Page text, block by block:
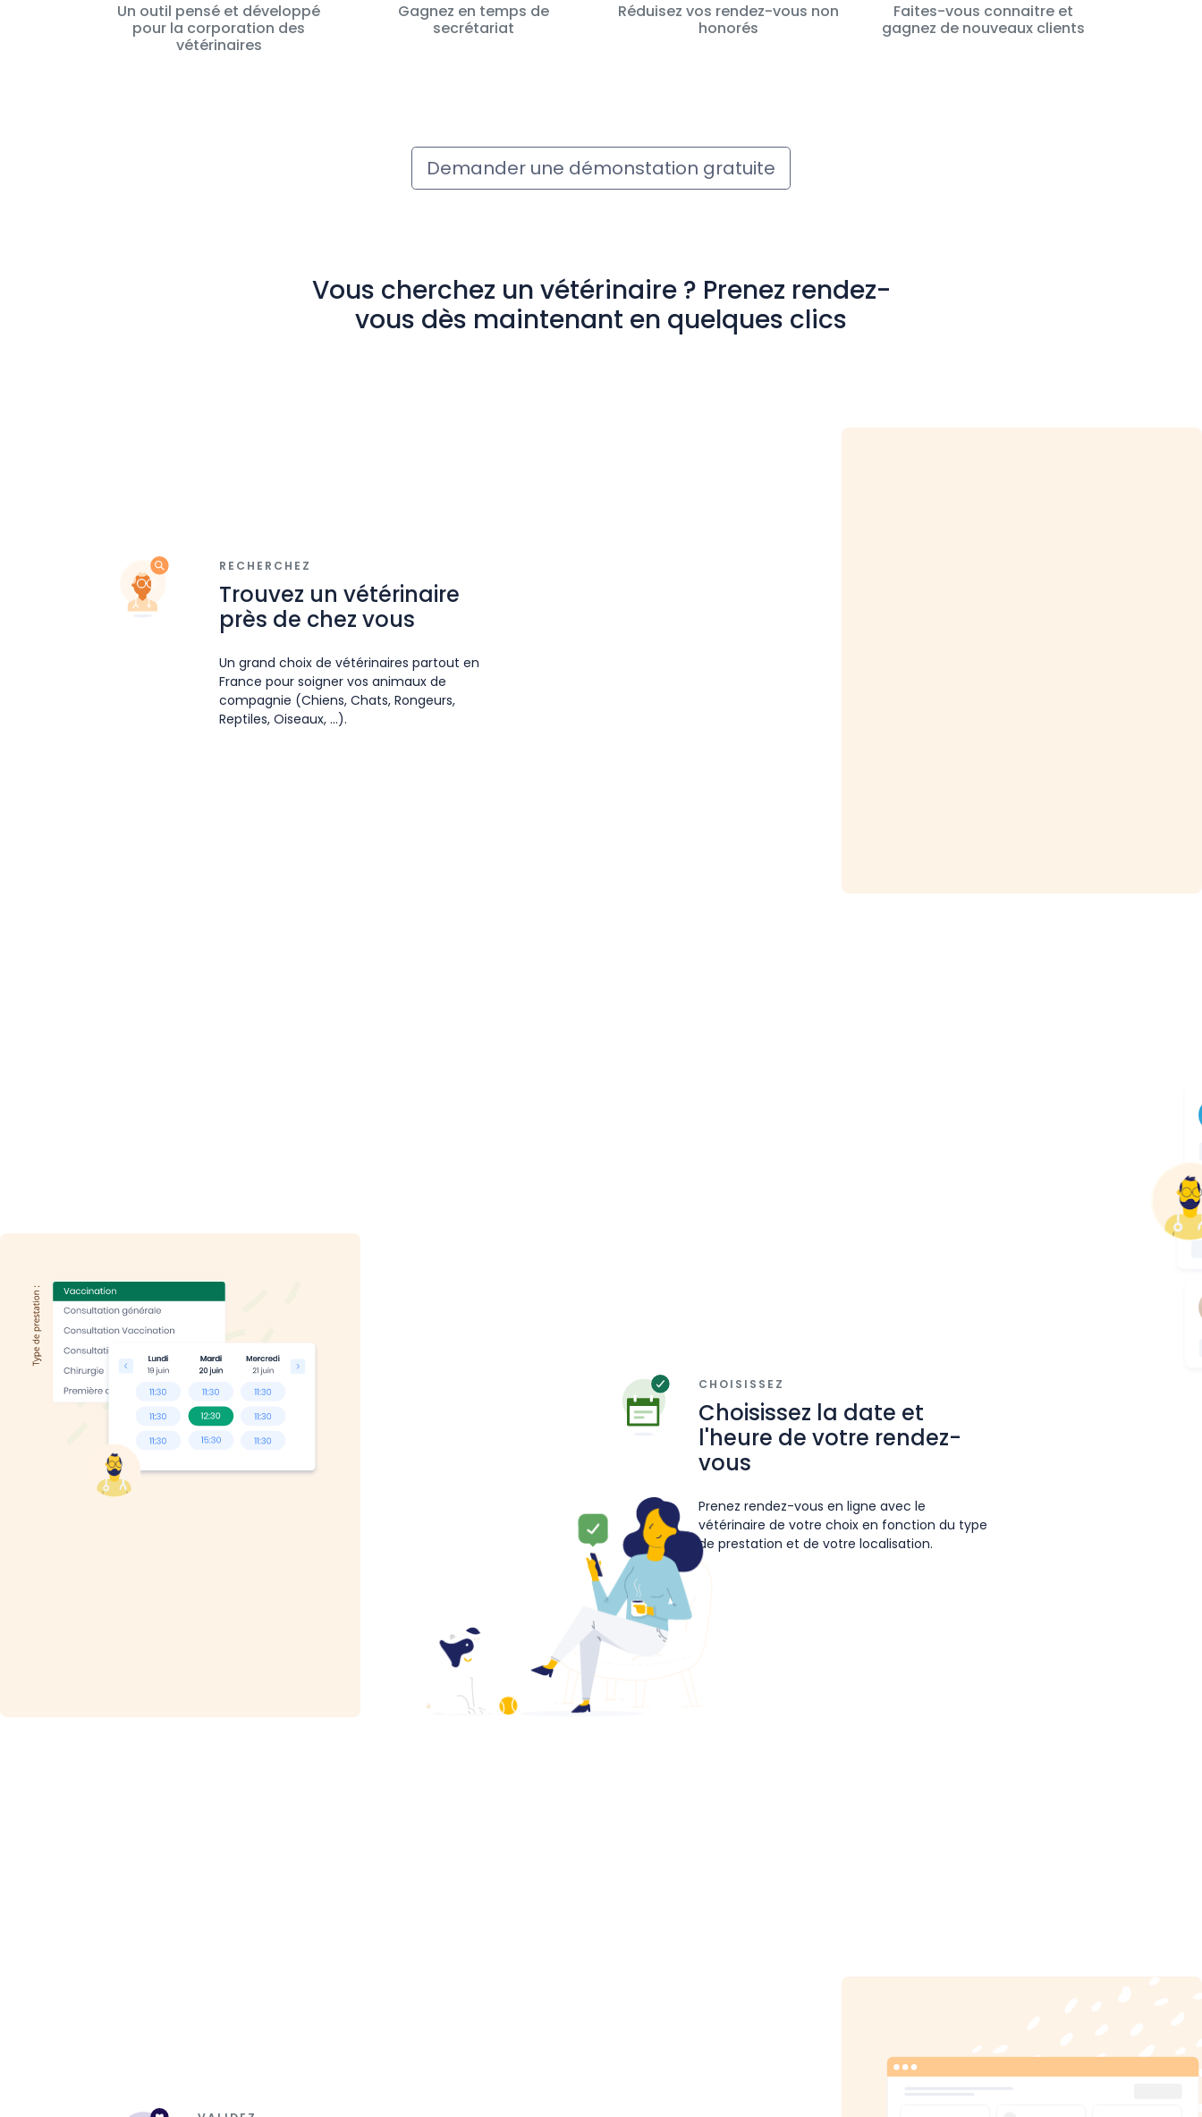
Un outil pensé et développé
pour la corporation des
vétérinaires
Gagnez en temps de
secrétariat
Réduisez vos rendez-vous non
honorés
Faites-vous connaitre et
gagnez de nouveaux clients
Demander une démonstation gratuite
Vous cherchez un vétérinaire ? Prenez rendez-
vous dès maintenant en quelques clics
RECHERCHEZ
Trouvez un vétérinaire
près de chez vous
Un grand choix de vétérinaires partout en
France pour soigner vos animaux de
compagnie (Chiens, Chats, Rongeurs,
Reptiles, Oiseaux, ...).
CHOISISSEZ
Choisissez la date et
l'heure de votre rendez-
vous
Prenez rendez-vous en ligne avec le
vétérinaire de votre choix en fonction du type
de prestation et de votre localisation.